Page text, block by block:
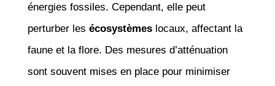
énergies fossiles. Cependant, elle peut
perturber les écosystèmeslocaux, affectant la
faune et la flore. Des mesures d’atténuation
sont souvent mises en place pour minimiser